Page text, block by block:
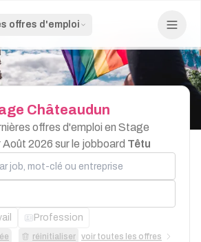
offres d'emploi
Châteaudun
offres d'emploi en Stage
2026 sur le jobboard Têtu
mot-clé ou entreprise
Profession
réinitialiser voir toutes les offres